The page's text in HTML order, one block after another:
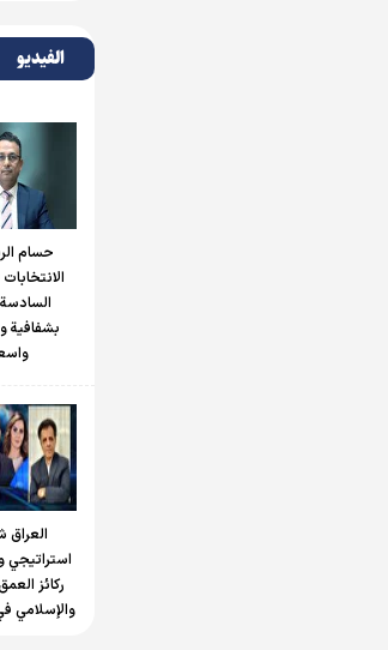
الفیدیو
حسام
بشفافية
استراتيجي
ركائز
والإسلامي